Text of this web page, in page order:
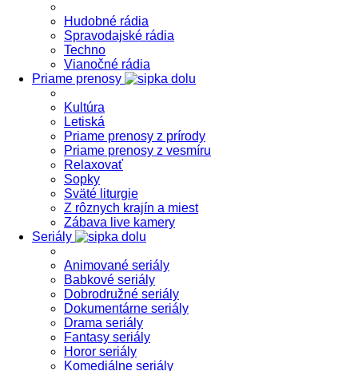
Hudobné rádia
Spravodajské rádia
Techno
Vianočné rádia
Priame prenosy
Kultúra
Letiská
Priame prenosy z prírody
Priame prenosy z vesmíru
Relaxovať
Sopky
Sväté liturgie
Z rôznych krajín a miest
Zábava live kamery
Seriály
Animované seriály
Babkové seriály
Dobrodružné seriály
Dokumentárne seriály
Drama seriály
Fantasy seriály
Horor seriály
Komediálne seriály